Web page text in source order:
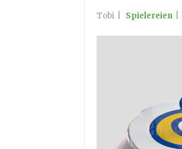
Tobi Spielereien